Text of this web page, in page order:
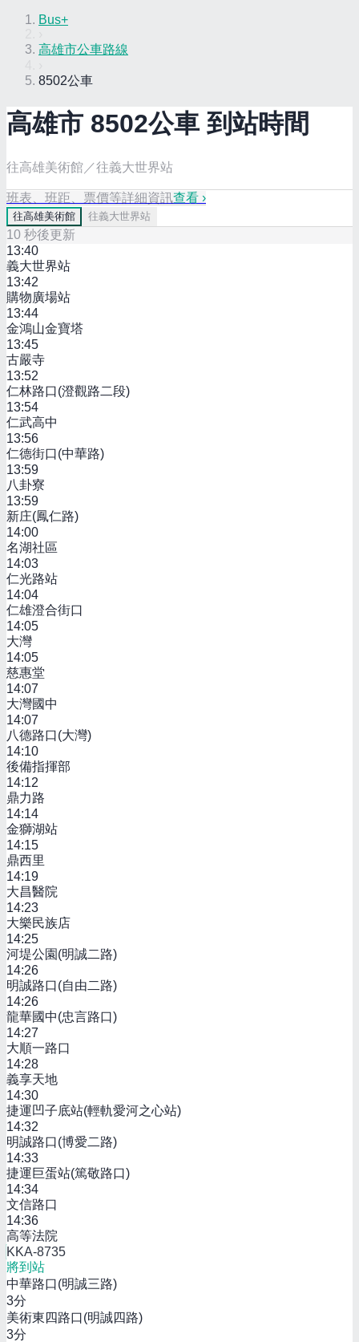
Bus+
高雄市公車路線
8502公車
高雄市 8502公車 到站時間
往高雄美術館／往義大世界站
班表、班距、票價等詳細資訊查看 ›
往高雄美術館 往義大世界站
10 秒後更新
13:40
義大世界站
13:42
購物廣場站
13:44
金鴻山金寶塔
13:45
古嚴寺
13:52
仁林路口(澄觀路二段)
13:54
仁武高中
13:56
仁德街口(中華路)
13:59
八卦寮
13:59
新庄(鳳仁路)
14:00
名湖社區
14:03
仁光路站
14:04
仁雄澄合街口
14:05
大灣
14:05
慈惠堂
14:07
大灣國中
14:07
八德路口(大灣)
14:10
後備指揮部
14:12
鼎力路
14:14
金獅湖站
14:15
鼎西里
14:19
大昌醫院
14:23
大樂民族店
14:25
河堤公園(明誠二路)
14:26
明誠路口(自由二路)
14:26
龍華國中(忠言路口)
14:27
大順一路口
14:28
義享天地
14:30
捷運凹子底站(輕軌愛河之心站)
14:32
明誠路口(博愛二路)
14:33
捷運巨蛋站(篤敬路口)
14:34
文信路口
14:36
高等法院
KKA-8735
將到站
中華路口(明誠三路)
3分
美術東四路口(明誠四路)
3分